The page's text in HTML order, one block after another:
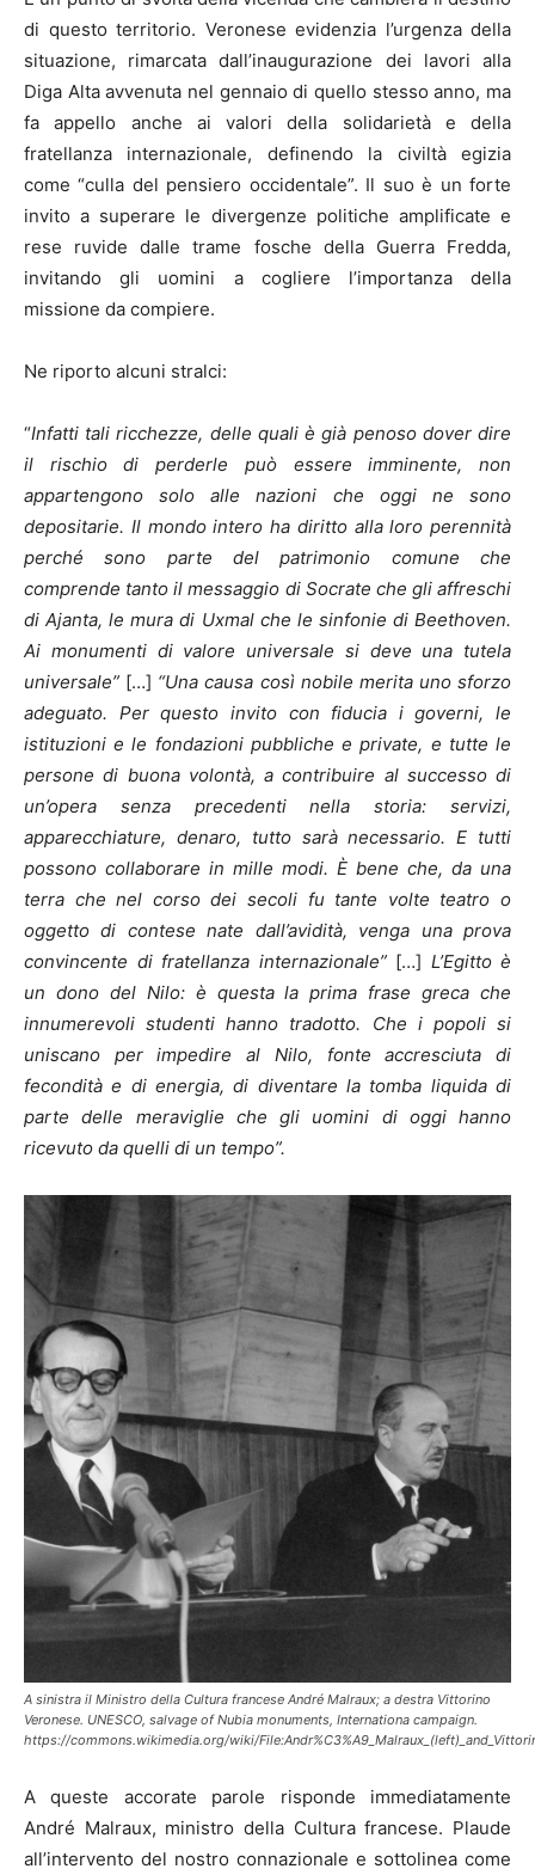
di questo territorio. Veronese evidenzia l’urgenza della
situazione, rimarcata dall’inaugurazione dei lavori alla
Diga Alta avvenuta nel gennaio di quello stesso anno, ma
fa appello anche ai valori della solidarietà e della
fratellanza internazionale, definendo la civiltà egizia
come “culla del pensiero occidentale”. Il suo è un forte
invito a superare le divergenze politiche amplificate e
rese ruvide dalle trame fosche della Guerra Fredda,
invitando gli uomini a cogliere l’importanza della
missione da compiere.
Ne riporto alcuni stralci:
“Infatti tali ricchezze, delle quali è già penoso dover dire
il rischio di perderle può essere imminente, non
appartengono solo alle nazioni che oggi ne sono
depositarie. Il mondo intero ha diritto alla loro perennità
perché sono parte del patrimonio comune che
comprende tanto il messaggio di Socrate che gli affreschi
di Ajanta, le mura di Uxmal che le sinfonie di Beethoven.
Ai monumenti di valore universale si deve una tutela
universale” […] “Una causa così nobile merita uno sforzo
adeguato. Per questo invito con fiducia i governi, le
istituzioni e le fondazioni pubbliche e private, e tutte le
persone di buona volontà, a contribuire al successo di
un’opera senza precedenti nella storia: servizi,
apparecchiature, denaro, tutto sarà necessario. E tutti
possono collaborare in mille modi. È bene che, da una
terra che nel corso dei secoli fu tante volte teatro o
oggetto di contese nate dall’avidità, venga una prova
convincente di fratellanza internazionale” […] L’Egitto è
un dono del Nilo: è questa la prima frase greca che
innumerevoli studenti hanno tradotto. Che i popoli si
uniscano per impedire al Nilo, fonte accresciuta di
fecondità e di energia, di diventare la tomba liquida di
parte delle meraviglie che gli uomini di oggi hanno
ricevuto da quelli di un tempo”.
A sinistra il Ministro della Cultura francese André Malraux; a destra Vittorino
Veronese. UNESCO, salvage of Nubia monuments, Internationa campaign.
https://commons.wikimedia.org/wiki/
A queste accorate parole risponde immediatamente
André Malraux, ministro della Cultura francese. Plaude
all’intervento del nostro connazionale e sottolinea come